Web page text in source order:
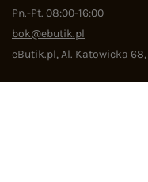
Pn.-Pt. 08:00-16:00
bok@ebutik.pl
eButik.pl,Al. Katowicka 68,